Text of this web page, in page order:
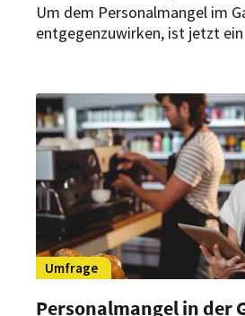
Um dem Personalmangel im
entgegenzuwirken, ist jetzt
auf einfache Jobs in der
vorbereiten und ihnen so den
Branche erleichtern.
Umfrage
Personalmangel in der